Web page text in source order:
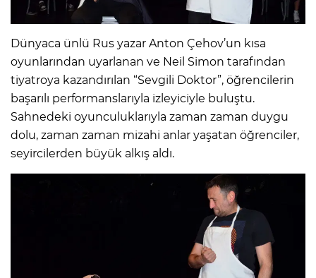
Dünyaca ünlü Rus yazar Anton Çehov’un kısa
oyunlarından uyarlanan ve Neil Simon tarafından
tiyatroya kazandırılan “Sevgili Doktor”, öğrencilerin
başarılı performanslarıyla izleyiciyle buluştu.
Sahnedeki oyunculuklarıyla zaman zaman duygu
dolu, zaman zaman mizahi anlar yaşatan öğrenciler,
seyircilerden büyük alkış aldı.